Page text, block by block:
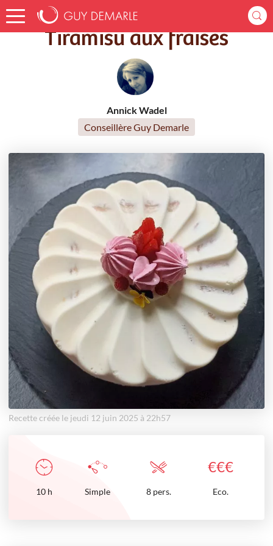
Accueil Recettes Tiramisu aux fraises
Tiramisu aux fraises
Annick Wadel
Conseillère Guy Demarle
Recette créée le jeudi 12 juin 2025 à 22h57
€€€
10 h Simple 8 pers. Eco.